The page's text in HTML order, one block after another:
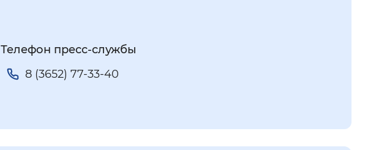
Телефон пресс-службы
8 (3652) 77-33-40